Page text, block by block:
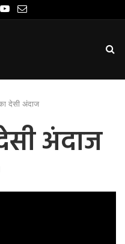
देसी अंदाज
अंदाज